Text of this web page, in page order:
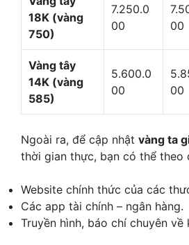
18K (vàng
750)
7.250.0
00
00
Vàng tây
14K (vàng
585)
5.600.0
00
00
Ngoài ra, để cập nhật vàng ta
thời gian thực, bạn có thể theo
Website chính thức của các
Các app tài chính – ngân hàng.
Truyền hình, báo chí chuyên về